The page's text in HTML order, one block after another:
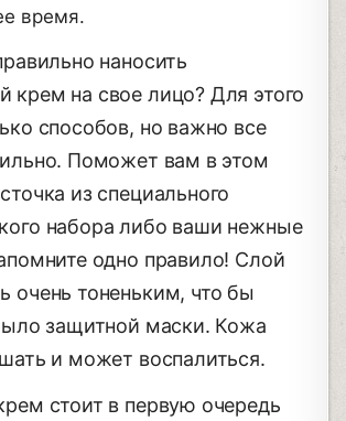
время.
наносить
на свое лицо? Для этого
способов, но важно все
Поможет вам в этом
из специального
набора либо ваши нежные
одно правило! Слой
очень тоненьким, что бы
защитной маски. Кожа
и может воспалиться.
стоит в первую очередь